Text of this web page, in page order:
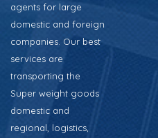
agents for large
domestic and foreign
companies. Our best
services are
transporting the
Super weight goods
domestic and
regional, logistics,